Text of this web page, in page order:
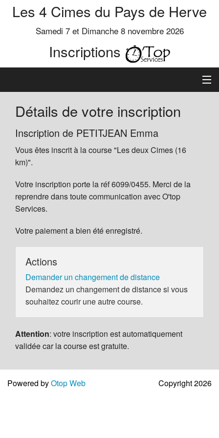
Les 4 Cimes du Pays de Herve
Samedi 7 et Dimanche 8 novembre 2026
Inscriptions
Inscription
Préinscrits
Informations
Détails de votre inscription
Inscription de PETITJEAN Emma
Vous êtes inscrit à la course "Les deux Cimes (16
km)".
Votre inscription porte la réf 6099/0455. Merci de la
reprendre dans toute communication avec O'top
Services.
Votre paiement a bien été enregistré.
Actions
Demander un changement de distance
Demandez un changement de distance si vous
souhaitez courir une autre course.
Attention: votre inscription est automatiquement
validée car la course est gratuite.
Powered byOtop Web Copyright 2026